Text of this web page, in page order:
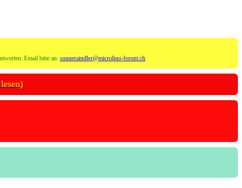
Email bitte an: sunneraindler@microlino-forum.ch